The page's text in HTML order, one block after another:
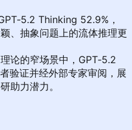
Thinking 52.9%，
、抽象问题上的流体推理更
论的窄场景中，GPT‑5.2
验证并经外部专家审阅，展
助力潜力。